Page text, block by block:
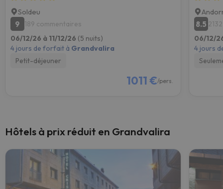
Soldeu
9
189 commentaires
06/12/26 à 11/12/26 (5 nuits)
4 jours de forfait à Grandvalira
Petit-déjeuner
1011 €/pers.
8.5
06/12/
4 jours
Hôtels à prix réduit en Grandvalira